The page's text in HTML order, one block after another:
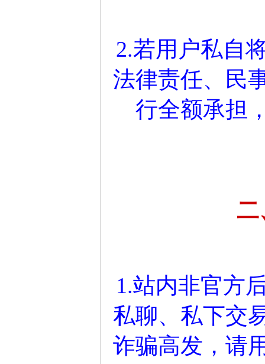
2.若用户私自
法律责任、民
行全额承担
二
1.站内非官方
私聊、私下交
诈骗高发，请